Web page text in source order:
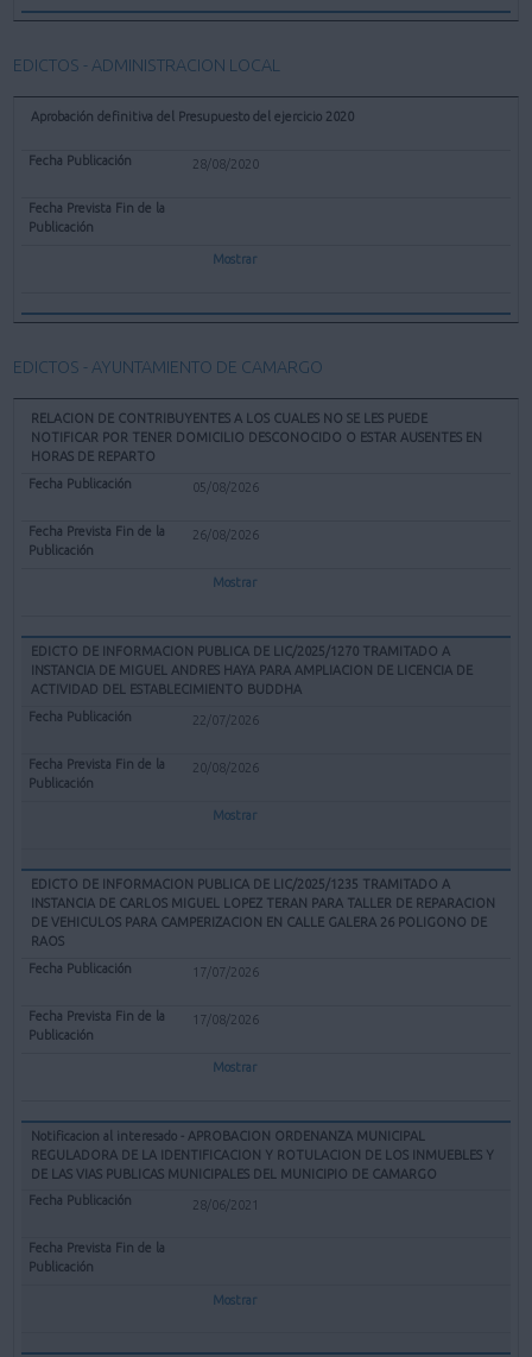
EDICTOS - ADMINISTRACION LOCAL
Aprobación definitiva del Presupuesto del ejercicio 2020
28/08/2020
Mostrar
EDICTOS - AYUNTAMIENTO DE CAMARGO
RELACION DE CONTRIBUYENTES A LOS CUALES NO SE LES PUEDE
NOTIFICAR POR TENER DOMICILIO DESCONOCIDO O ESTAR AUSENTES EN
HORAS DE REPARTO
05/08/2026
26/08/2026
Mostrar
EDICTO DE INFORMACION PUBLICA DE LIC/2025/1270 TRAMITADO A
INSTANCIA DE MIGUEL ANDRES HAYA PARA AMPLIACION DE LICENCIA DE
ACTIVIDAD DEL ESTABLECIMIENTO BUDDHA
22/07/2026
20/08/2026
Mostrar
EDICTO DE INFORMACION PUBLICA DE LIC/2025/1235 TRAMITADO A
INSTANCIA DE CARLOS MIGUEL LOPEZ TERAN PARA TALLER DE REPARACION
DE VEHICULOS PARA CAMPERIZACION EN CALLE GALERA 26 POLIGONO DE
RAOS
17/07/2026
17/08/2026
Mostrar
Notificacion al interesado - APROBACION ORDENANZA MUNICIPAL
REGULADORA DE LA IDENTIFICACION Y ROTULACION DE LOS INMUEBLES Y
DE LAS VIAS PUBLICAS MUNICIPALES DEL MUNICIPIO DE CAMARGO
28/06/2021
Mostrar